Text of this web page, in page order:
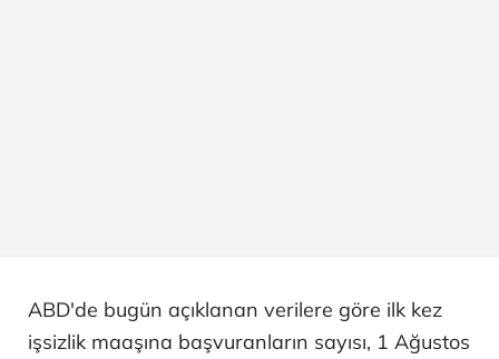
ABD'de bugün açıklanan verilere göre ilk kez
işsizlik maaşına başvuranların sayısı, 1 Ağustos